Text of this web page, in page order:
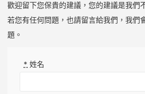
歡迎留下您保貴的建議，您的建議是我們
若您有任何問題，也請留言給我們，我們
題。
* 姓名